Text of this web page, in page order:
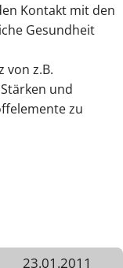
Kontakt mit den
Gesundheit
von z.B.
und
zu
23.01.2011